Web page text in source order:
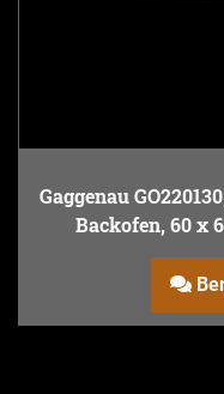
Gaggenau
Backofen, 60 x